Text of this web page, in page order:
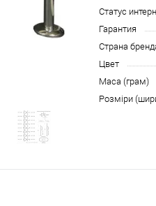
Статус
Гарантия
Страна
Цвет
Маса (грам)
Розміри